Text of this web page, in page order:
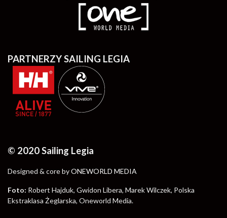
PARTNERZY SAILING LEGIA
© 2020 Sailing Legia
Designed & core byONEWORLD MEDIA
Foto: Robert Hajduk, Gwidon Libera, Marek Wilczek, Polska
Ekstraklasa Żeglarska, Oneworld Media.